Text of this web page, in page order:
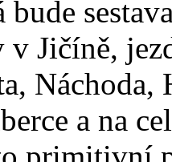
bude
v Jičíně,
Náchoda,
a na